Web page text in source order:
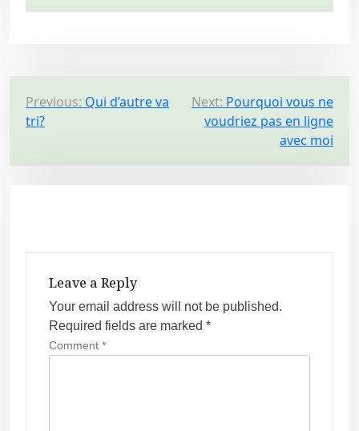
P
o
t
Previous: Qui d’autre va
tri?
Next: Pourquoi vous ne
voudriez pas en ligne
avec moi
Leave a Reply
Your email address will not be published.
Required fields are marked *
Comment *